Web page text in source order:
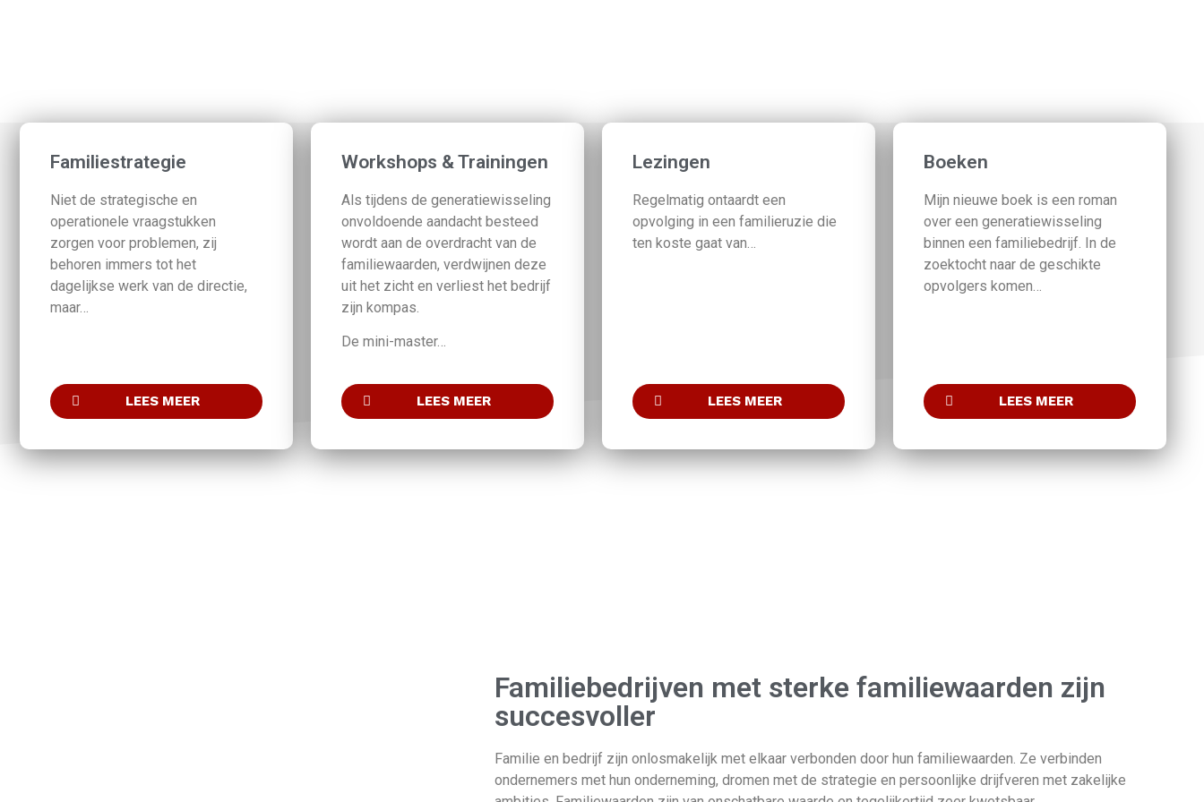
Familiestrategie
Niet de strategische en
operationele vraagstukken
zorgen voor problemen, zij
behoren immers tot het
dagelijkse werk van de directie,
maar…
LEES MEER
Workshops & Trainingen
Als tijdens de generatiewisseling
onvoldoende aandacht besteed
wordt aan de overdracht van de
familiewaarden, verdwijnen deze
uit het zicht en verliest het bedrijf
zijn kompas.
De mini-master…
LEES MEER
Lezingen
Regelmatig ontaardt een
opvolging in een familieruzie die
ten koste gaat van…
LEES MEER
Boeken
Mijn nieuwe boek is een roman
over een generatiewisseling
binnen een familiebedrijf. In de
zoektocht naar de geschikte
opvolgers komen…
LEES MEER
Familiebedrijven met sterke familiewaarden zijn
succesvoller
Familie en bedrijf zijn onlosmakelijk met elkaar verbonden door hun familiewaarden. Ze verbinden
ondernemers met hun onderneming, dromen met de strategie en persoonlijke drijfveren met zakelijke